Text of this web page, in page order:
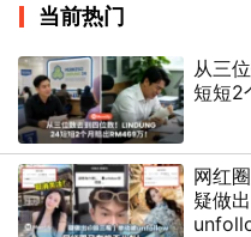
当前热门
从三
短短2
网红
疑做